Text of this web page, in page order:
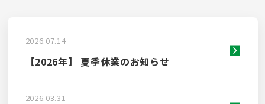
採用情報
2026.07.14
【2026年】 夏季休業のお知らせ
2026.03.31